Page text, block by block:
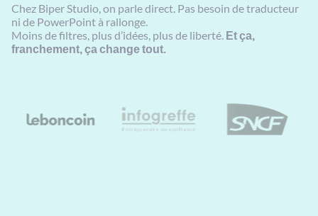
Chez Biper Studio, on parle direct. Pas besoin de traducteur
ni de PowerPoint à rallonge.
Moins de filtres, plus d’idées, plus de liberté. Et ça,
franchement, ça change tout.